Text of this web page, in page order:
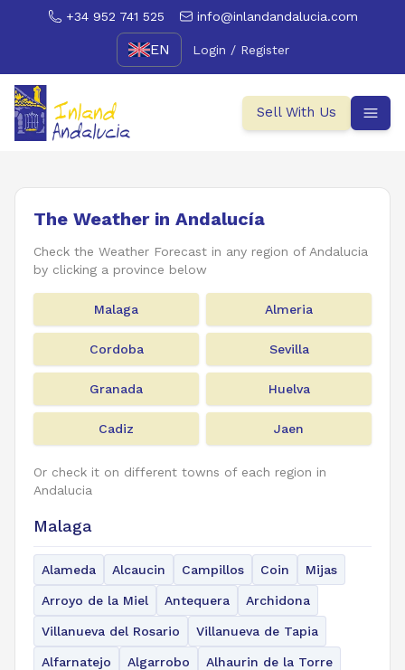
+34 952 741 525 info@inlandandalucia.com
EN Login / Register
Sell With Us
The Weather in Andalucía
Check the Weather Forecast in any region of Andalucia
by clicking a province below
Malaga Almeria
Cordoba Sevilla
Granada Huelva
Cadiz Jaen
Or check it on different towns of each region in
Andalucia
Malaga
Alameda Alcaucin Campillos Coin Mijas
Arroyo de la Miel Antequera Archidona
Villanueva del Rosario Villanueva de Tapia
Alfarnatejo Algarrobo Alhaurin de la Torre